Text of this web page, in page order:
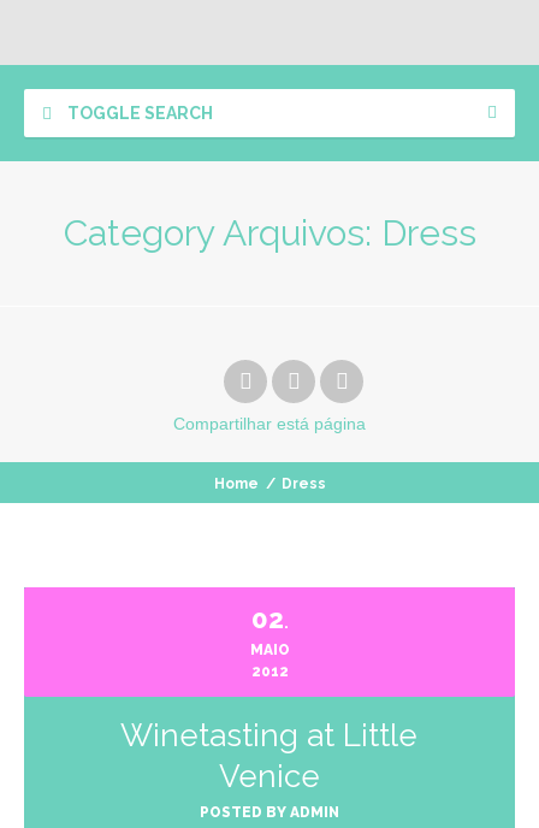
TOGGLE SEARCH
Category Arquivos: Dress
Compartilhar está página
Home / Dress
02.
MAIO
2012
Winetasting at Little
Venice
POSTED BY ADMIN